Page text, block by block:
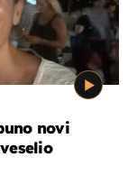
novi